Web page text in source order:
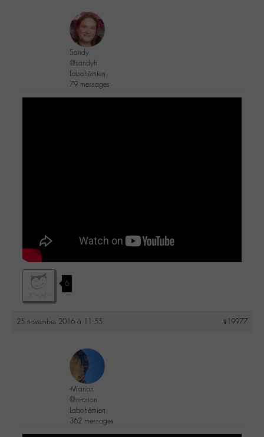
Sandy
@sandyh
Labohémien
79 messages
6
25 novembre 2016 à 11:55 #19977
-M-arion
@m-arion
Labohémien
362 messages